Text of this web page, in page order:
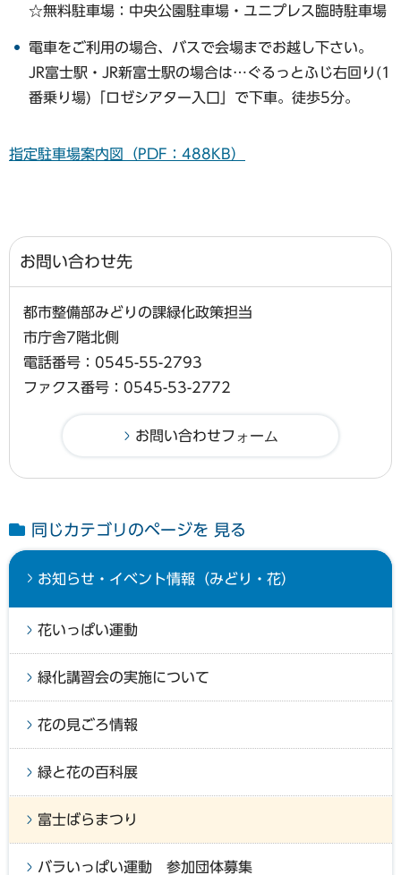
☆無料駐車場：中央公園駐車場・ユニプレス臨時駐車場
電車をご利用の場合、バスで会場までお越し下さい。
JR富士駅・JR新富士駅の場合は…ぐるっとふじ右回り(1
番乗り場)「ロゼシアター入口」で下車。徒歩5分。
指定駐車場案内図（PDF：488KB）
お問い合わせ先
都市整備部みどりの課緑化政策担当
市庁舎7階北側
電話番号：0545-55-2793
ファクス番号：0545-53-2772
同じカテゴリのページを 見る
お知らせ・イベント情報（みどり・花）
花いっぱい運動
緑化講習会の実施について
花の見ごろ情報
緑と花の百科展
富士ばらまつり
バラいっぱい運動 参加団体募集